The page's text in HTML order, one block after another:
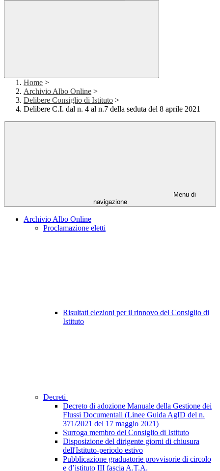
Home >
Archivio Albo Online >
Delibere Consiglio di Istituto >
Delibere C.I. dal n. 4 al n.7 della seduta del 8 aprile 2021
Menu di
navigazione
Archivio Albo Online
Proclamazione eletti
Risultati elezioni per il rinnovo del Consiglio di
Istituto
Decreti
Decreto di adozione Manuale della Gestione dei
Flussi Documentali (Linee Guida AgID del n.
371/2021 del 17 maggio 2021)
Surroga membro del Consiglio di Istituto
Disposizione del dirigente giorni di chiusura
dell'Istituto-periodo estivo
Pubblicazione graduatorie provvisorie di circolo
e d’istituto III fascia A.T.A.